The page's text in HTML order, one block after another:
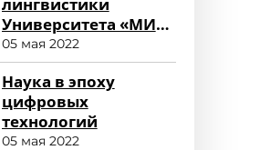
Университета «МИР»
глазами
работодателя
05 мая 2022
Наука в эпоху
цифровых
технологий
05 мая 2022